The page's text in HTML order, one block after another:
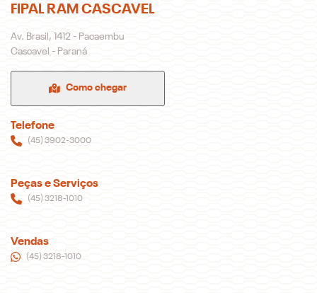
FIPAL RAM CASCAVEL
Av. Brasil, 1412 - Pacaembu
Cascavel - Paraná
Como chegar
Telefone
(45) 3902-3000
Peças e Serviços
(45) 3218-1010
Vendas
(45) 3218-1010